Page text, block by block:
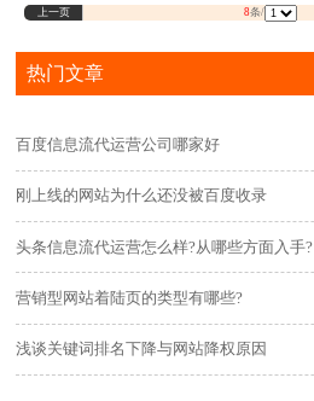
上一页 8条/
热门文章
百度信息流代运营公司哪家好
刚上线的网站为什么还没被百度收录
头条信息流代运营怎么样?从哪些方面入手?
营销型网站着陆页的类型有哪些?
浅谈关键词排名下降与网站降权原因